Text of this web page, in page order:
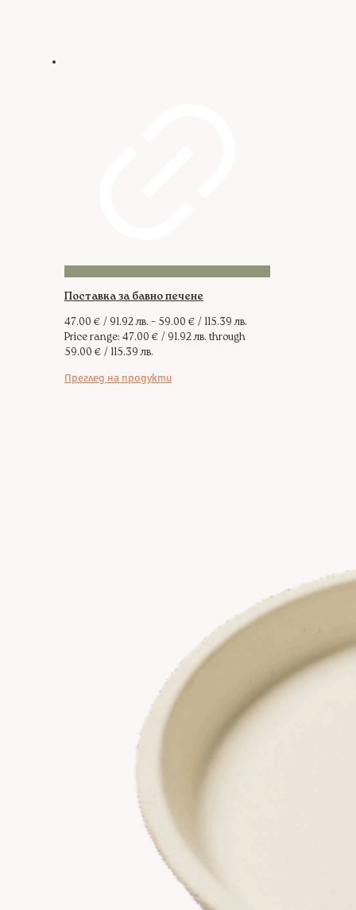
Поставка за бавно печене
47.00 € / 91.92 лв. –59.00 € / 115.39 лв.
Price range: 47.00 € / 91.92 лв. through
59.00 € / 115.39 лв.
Преглед на продукти